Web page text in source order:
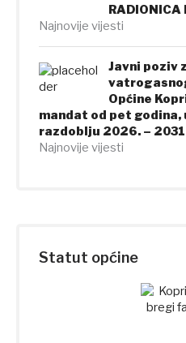
RADIONICA
Najnovije vijesti
Javni poziv
Općine
mandat od pet godina,
razdoblju 2026. –
Najnovije vijesti
Statut općine